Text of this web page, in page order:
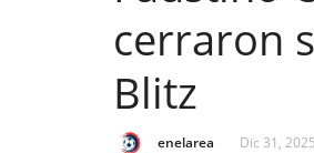
cerraron
Blitz
enelarea Dic 31, 2025